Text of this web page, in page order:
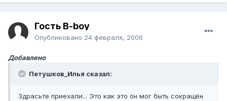
Гость B-boy
Опубликовано 24 февраля, 2006
Добавлено
Петушков_Илья сказал:
Здрасьте приехали... Это как это он мог быть сокращён